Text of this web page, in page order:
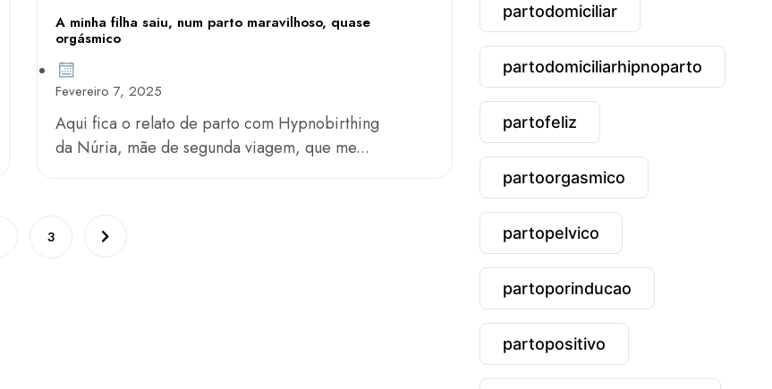
A minha filha saiu, num parto maravilhoso, quase
orgásmico
Fevereiro 7, 2025
Aqui fica o relato de parto com Hypnobirthing
da Núria, mãe de segunda viagem, que me...
3
partodomiciliar
partodomiciliarhipnoparto
partofeliz
partoorgasmico
partopelvico
partoporinducao
partopositivo